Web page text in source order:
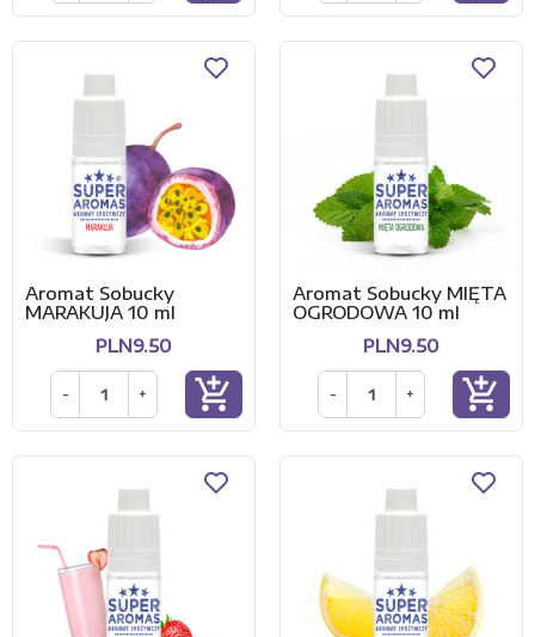
Aromat Sobucky
MARAKUJA 10 ml
PLN9.50
- + add_shopping_cart
Aromat Sobucky MIĘTA
OGRODOWA 10 ml
PLN9.50
- + add_shopping_cart